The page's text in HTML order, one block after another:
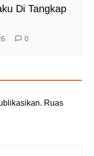
Di Tangkap
0
Ruas